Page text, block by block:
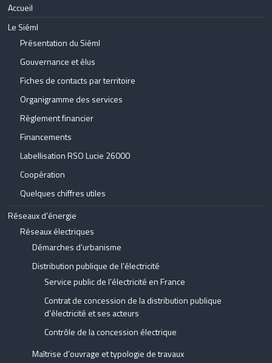
Accueil
Le Siéml
Présentation du Siéml
Gouvernance et élus
Fiches de contacts par territoire
Organigramme des services
Règlement financier
Financements
Labellisation RSO Lucie 26000
Coopération
Quelques chiffres utiles
Réseaux d’énergie
Réseaux électriques
Démarches d’urbanisme
Distribution publique de l’électricité
Service public de l’électricité en France
Contrat de concession de la distribution publique
d’électricité et ses acteurs
Contrôle de la concession électrique
Maîtrise d’ouvrage et typologie de travaux